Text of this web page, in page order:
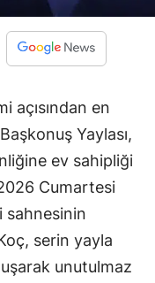
açısından en
Yaylası,
ev sahipliği
Cumartesi
sahnesinin
serin yayla
unutulmaz